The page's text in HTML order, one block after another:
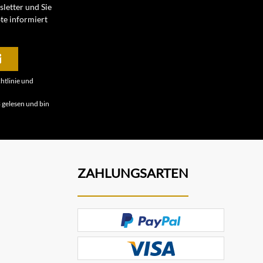
und Sie
informiert
und
gelesen und bin
ZAHLUNGSARTEN